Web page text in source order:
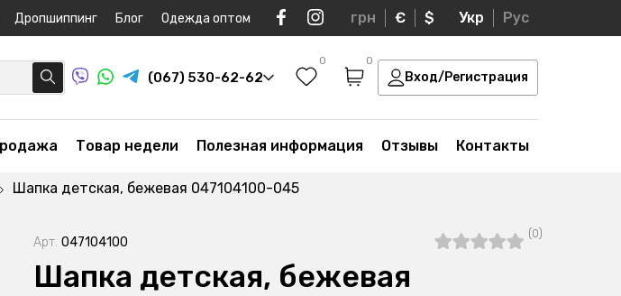
Дропшиппинг Блог Одежда оптом грн € $ Укр Рус
(067) 530-62-62
0 0
Вход/Регистрация
Товар недели Полезная информация Отзывы Контакты
Шапка детская, бежевая 047104100-045
Арт. 047104100
(0)
Шапка детская, бежевая